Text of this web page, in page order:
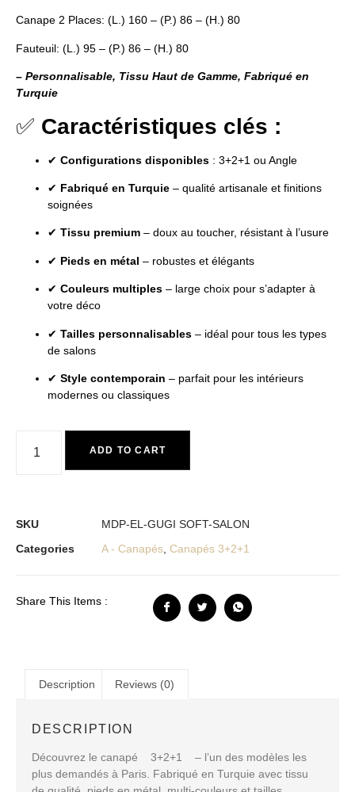
Canape 2 Places: (L.) 160 – (P.) 86 – (H.) 80
Fauteuil: (L.) 95 – (P.) 86 – (H.) 80
– Personnalisable, Tissu Haut de Gamme, Fabriqué en
Turquie
✅ Caractéristiques clés :
✔ Configurations disponibles : 3+2+1 ou Angle
✔ Fabriqué en Turquie – qualité artisanale et finitions
soignées
✔ Tissu premium – doux au toucher, résistant à l’usure
✔ Pieds en métal – robustes et élégants
✔ Couleurs multiples – large choix pour s’adapter à
votre déco
✔ Tailles personnalisables – idéal pour tous les types
de salons
✔ Style contemporain – parfait pour les intérieurs
modernes ou classiques
ADD TO CART
SKU
MDP-EL-GUGI SOFT-SALON
Categories
A - Canapés, Canapés 3+2+1
Share This Items :
Description Reviews (0)
DESCRIPTION
Découvrez le canapé 3+2+1 – l’un des modèles les
plus demandés à Paris. Fabriqué en Turquie avec tissu